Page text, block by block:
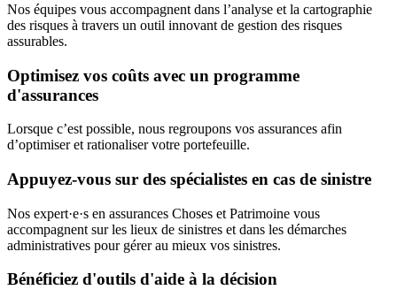
Nos équipes vous accompagnent dans l’analyse et la cartographie
des risques à travers un outil innovant de gestion des risques
assurables.
Optimisez vos coûts avec un programme
d'assurances
Lorsque c’est possible, nous regroupons vos assurances afin
d’optimiser et rationaliser votre portefeuille.
Appuyez-vous sur des spécialistes en cas de sinistre
Nos expert·e·s en assurances Choses et Patrimoine vous
accompagnent sur les lieux de sinistres et dans les démarches
administratives pour gérer au mieux vos sinistres.
Bénéficiez d'outils d'aide à la décision